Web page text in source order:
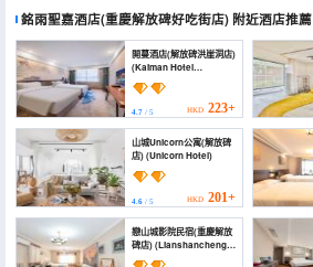
銘雨聖嘉酒店(重慶解放碑好吃街店) 附近酒店推薦
開蔓酒店(解放碑洪崖洞店)
(Kaiman Hotel
(Jiefangbei Area Hong
Ya Dong))
4.7 / 5 HKD 223+
山城Unicorn公寓(解放碑
店) (Unicorn Hotel)
4.6 / 5 HKD 201+
戀山城影院民宿(重慶解放
碑店) (Lianshancheng
Movie Homestay